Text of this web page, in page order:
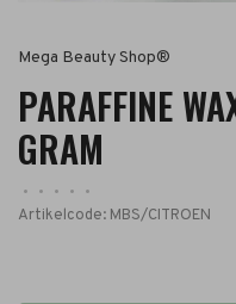
Mega Beauty Shop®
PARAFFINE
GRAM
• • • •
•
Artikelcode: MBS/CITROEN